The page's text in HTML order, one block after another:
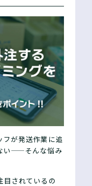
フが発送作業に追
い——そんな悩み
目されているの